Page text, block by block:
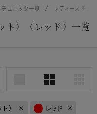
チュニック一覧 レディース チュ
ト）（レッド）一覧
） レッド